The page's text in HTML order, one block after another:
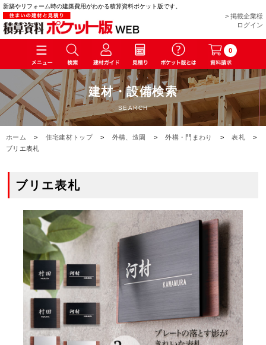
新築やリフォーム時の建築費用がわかる積算資料ポケット版です。
> 掲載企業様
ログイン
0
建材・設備検索
SEARCH
ホーム > 住宅建材トップ > 外構、造園 > 外構・門まわり > 表札
>
ブリエ表札
ブリエ表札